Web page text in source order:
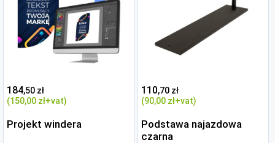
184,50 zł
(150,00 zł+vat)
Projekt windera
110,70 zł
(90,00 zł+vat)
Podstawa najazdowa
czarna